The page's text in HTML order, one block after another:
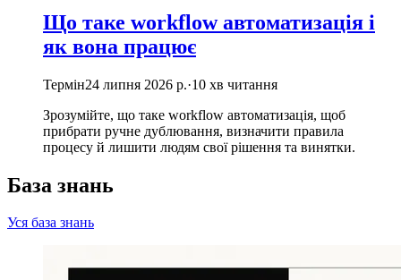
Що таке workflow автоматизація і
як вона працює
Термін24 липня 2026 р.·10 хв читання
Зрозумійте, що таке workflow автоматизація, щоб
прибрати ручне дублювання, визначити правила
процесу й лишити людям свої рішення та винятки.
База знань
Уся база знань